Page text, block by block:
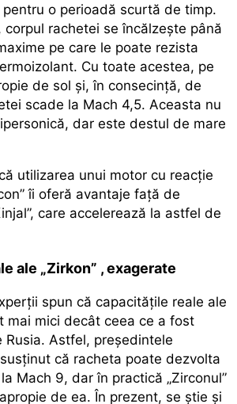
pentru o perioadă scurtă de timp.
corpul rachetei se încălzește până
pe care le poate rezista
Cu toate acestea, pe
de sol și, în consecință, de
scade la Mach 4,5. Aceasta nu
dar este destul de mare
utilizarea unui motor cu reacție
îi oferă avantaje față de
care accelerează la astfel de
ale „Zirkon” , exagerate
spun că capacitățile reale ale
mai mici decât ceea ce a fost
Rusia. Astfel, președintele
că racheta poate dezvolta
Mach 9, dar în practică „Zirconul”
de ea. În prezent, se știe și